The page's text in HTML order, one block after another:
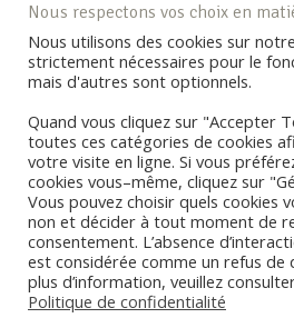
REJOIGNEZ LA
Nous respectons vos choix en
Nous utilisons des cookies sur
strictement nécessaires pour le
mais d'autres sont optionnels.
Quand vous cliquez sur "Accepter
toutes ces catégories de cookies
votre visite en ligne. Si vous
cookies vous–même, cliquez sur
Vous pouvez choisir quels cookies
non et décider à tout moment de
consentement. L’absence
est considérée comme un refus de
plus d’information, veuillez
Politique de confidentialité